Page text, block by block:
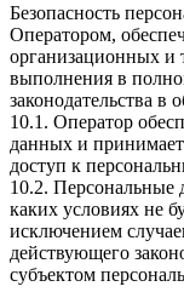
Безопасность
Оператором,
организационных и
выполнения в
законодательства
10.1. Оператор
данных и
доступ к
10.2. Персональные
каких условиях не
исключением
действующего
субъектом